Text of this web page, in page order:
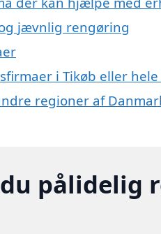
jævnlig rengøring
i Tikøb eller
regioner af
pålidelig